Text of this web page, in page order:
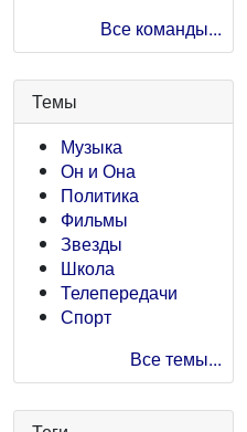
Все команды...
Темы
Музыка
Он и Она
Политика
Фильмы
Звезды
Школа
Телепередачи
Спорт
Все темы...